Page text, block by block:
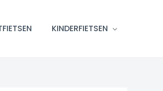
KINDERFIETSEN